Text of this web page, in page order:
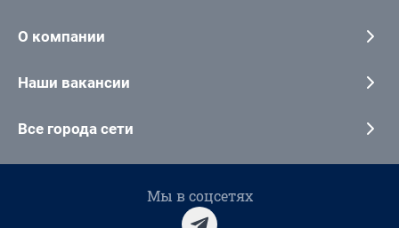
О компании
Наши вакансии
Все города сети
Мы в соцсетях